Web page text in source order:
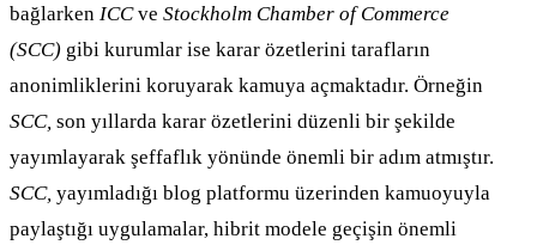
bağlarken ICCve Stockholm Chamber of Commerce
(SCC) gibi kurumlar ise karar özetlerini tarafların
anonimliklerini koruyarak kamuya açmaktadır. Örneğin
SCC, son yıllarda karar özetlerini düzenli bir şekilde
yayımlayarak şeffaflık yönünde önemli bir adım atmıştır.
SCC, yayımladığı blog platformu üzerinden kamuoyuyla
paylaştığı uygulamalar, hibrit modele geçişin önemli